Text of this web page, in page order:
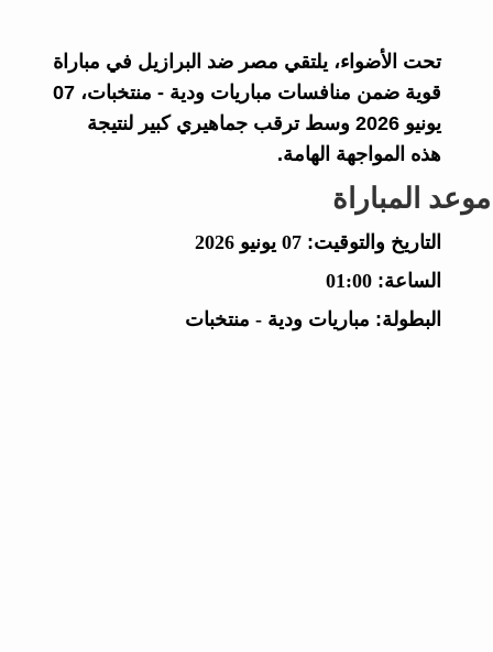
تحت الأضواء، يلتقي مصر ضد البرازيل في مباراة
قوية ضمن منافسات مباريات ودية - منتخبات، 07
يونيو 2026 وسط ترقب جماهيري كبير لنتيجة
هذه المواجهة الهامة.
موعد المباراة
التاريخ والتوقيت: 07 يونيو 2026
الساعة: 01:00
البطولة: مباريات ودية - منتخبات